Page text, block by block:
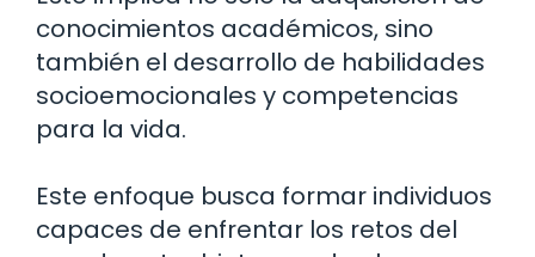
conocimientos académicos, sino
también el desarrollo de habilidades
socioemocionales y competencias
para la vida.
Este enfoque busca formar individuos
capaces de enfrentar los retos del